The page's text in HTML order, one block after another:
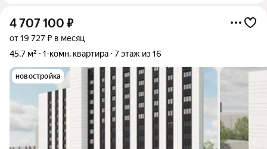
4 707 100 ₽
от 19 727 ₽ в месяц
45,7 м²
1-комн. квартира 7 этаж из 16
новостройка